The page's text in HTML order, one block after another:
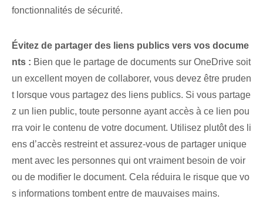
fonctionnalités de sécurité.
Évitez de partager des liens publics vers vos docume
nts : Bien que le partage de documents sur OneDrive soit
un excellent moyen de collaborer, vous devez être pruden
t lorsque vous partagez des liens publics. Si vous partage
z un lien public, toute personne ayant accès à ce lien pou
rra voir le contenu de votre document. Utilisez plutôt des li
ens d’accès restreint et assurez-vous de partager unique
ment avec les personnes qui ont vraiment besoin de voir
ou de modifier le document. Cela réduira le risque que vo
s informations tombent entre de mauvaises mains.